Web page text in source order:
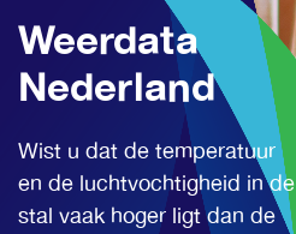
Weerdata
Nederland
Wist u dat de temperatuur
en de luchtvochtigheid in de
stal vaak hoger ligt dan de